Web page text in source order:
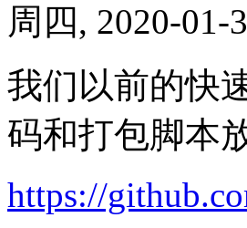
周四, 2020-
我们以前的快
码和打包脚本
https://